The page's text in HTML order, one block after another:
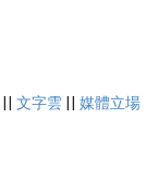
|| 文字雲 || 媒體立場